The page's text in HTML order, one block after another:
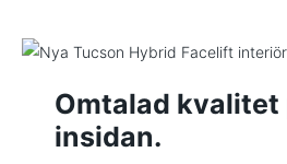
Omtalad kvalitet
insidan.